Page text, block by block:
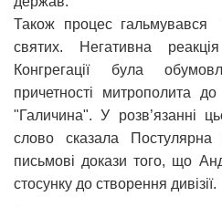
Також процес гальмувався
святих. Негативна
Конгрегації була
причетності митрополита
"Галичина". У розв’язанні
слово сказала
письмові докази того, що
стосунку до створення дивізії.